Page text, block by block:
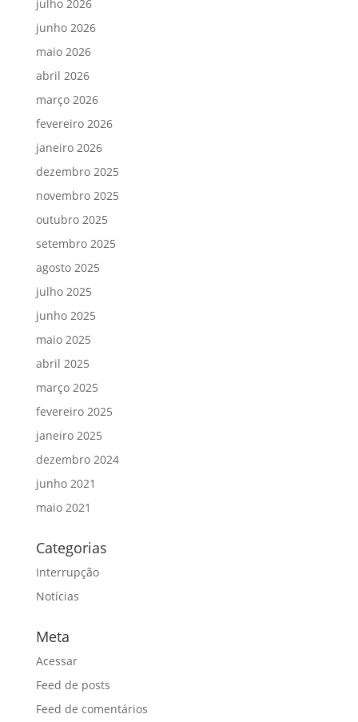
julho 2026
junho 2026
maio 2026
abril 2026
março 2026
fevereiro 2026
janeiro 2026
dezembro 2025
novembro 2025
outubro 2025
setembro 2025
agosto 2025
julho 2025
junho 2025
maio 2025
abril 2025
março 2025
fevereiro 2025
janeiro 2025
dezembro 2024
junho 2021
maio 2021
Categorias
Interrupção
Notícias
Meta
Acessar
Feed de posts
Feed de comentários